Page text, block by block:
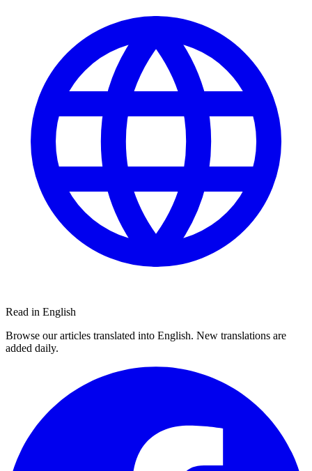
Read in English
Browse our articles translated into English. New translations are
added daily.